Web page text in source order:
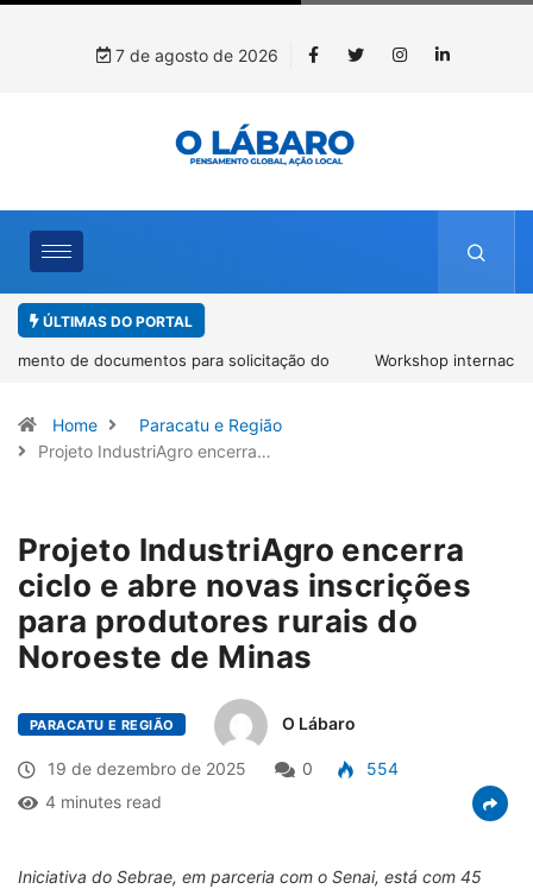
7 de agosto de 2026
ÚLTIMAS DO PORTAL
Workshop internacional debate futuro da piscicultura com
Home
Paracatu e Região
Projeto IndustriAgro encerra…
Projeto IndustriAgro encerra
ciclo e abre novas inscrições
para produtores rurais do
Noroeste de Minas
PARACATU E REGIÃO O Lábaro
19 de dezembro de 2025 0
554
4 minutes read
Iniciativa do Sebrae, em parceria com o Senai, está com 45